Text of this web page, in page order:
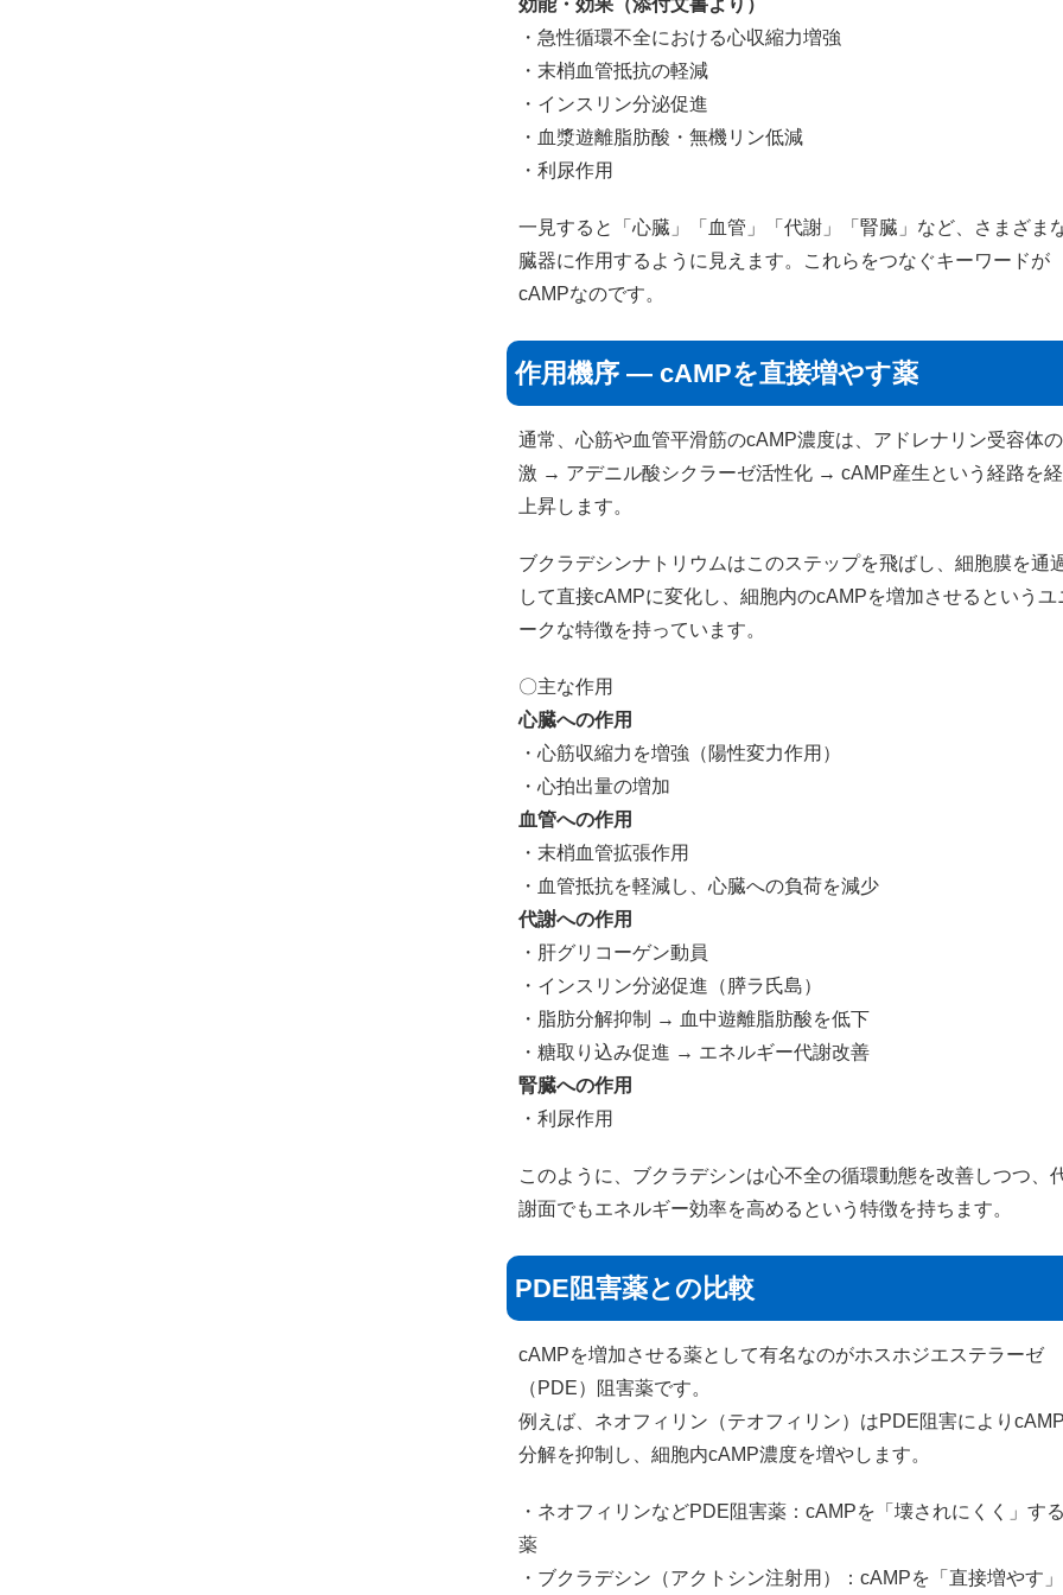
・急性循環不全における心収縮力増強
・末梢血管抵抗の軽減
・インスリン分泌促進
・血漿遊離脂肪酸・無機リン低減
・利尿作用
一見すると「心臓」「血管」「代謝」「腎臓」など、さまざま
臓器に作用するように見えます。これらをつなぐキーワードが
cAMPなのです。
作用機序 ― cAMPを直接増やす薬
通常、心筋や血管平滑筋のcAMP濃度は、アドレナリン受容体
激 → アデニル酸シクラーゼ活性化 → cAMP産生という経路を
上昇します。
ブクラデシンナトリウムはこのステップを飛ばし、細胞膜を通
して直接cAMPに変化し、細胞内のcAMPを増加させるというユ
ークな特徴を持っています。
〇主な作用
心臓への作用
・心筋収縮力を増強（陽性変力作用）
・心拍出量の増加
血管への作用
・末梢血管拡張作用
・血管抵抗を軽減し、心臓への負荷を減少
代謝への作用
・肝グリコーゲン動員
・インスリン分泌促進（膵ラ氏島）
・脂肪分解抑制 → 血中遊離脂肪酸を低下
・糖取り込み促進 → エネルギー代謝改善
腎臓への作用
・利尿作用
このように、ブクラデシンは心不全の循環動態を改善しつつ、
謝面でもエネルギー効率を高めるという特徴を持ちます。
PDE阻害薬との比較
cAMPを増加させる薬として有名なのがホスホジエステラーゼ
（PDE）阻害薬です。
例えば、ネオフィリン（テオフィリン）はPDE阻害により
分解を抑制し、細胞内cAMP濃度を増やします。
・ネオフィリンなどPDE阻害薬：cAMPを「壊されにくく」す
薬
・ブクラデシン（アクトシン注射用）：cAMPを「直接増やす